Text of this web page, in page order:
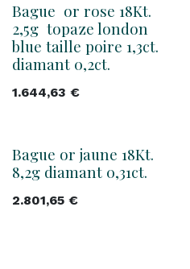
Bague or rose 18Kt.
2,5g topaze london
blue taille poire 1,3ct.
diamant 0,2ct.
1.644,63 €
Bague or jaune 18Kt.
8,2g diamant 0,31ct.
2.801,65 €